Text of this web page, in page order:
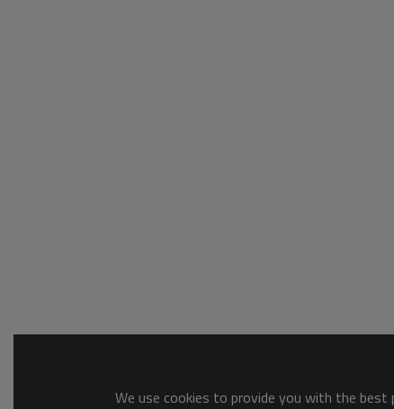
We use cookies to provide you with the